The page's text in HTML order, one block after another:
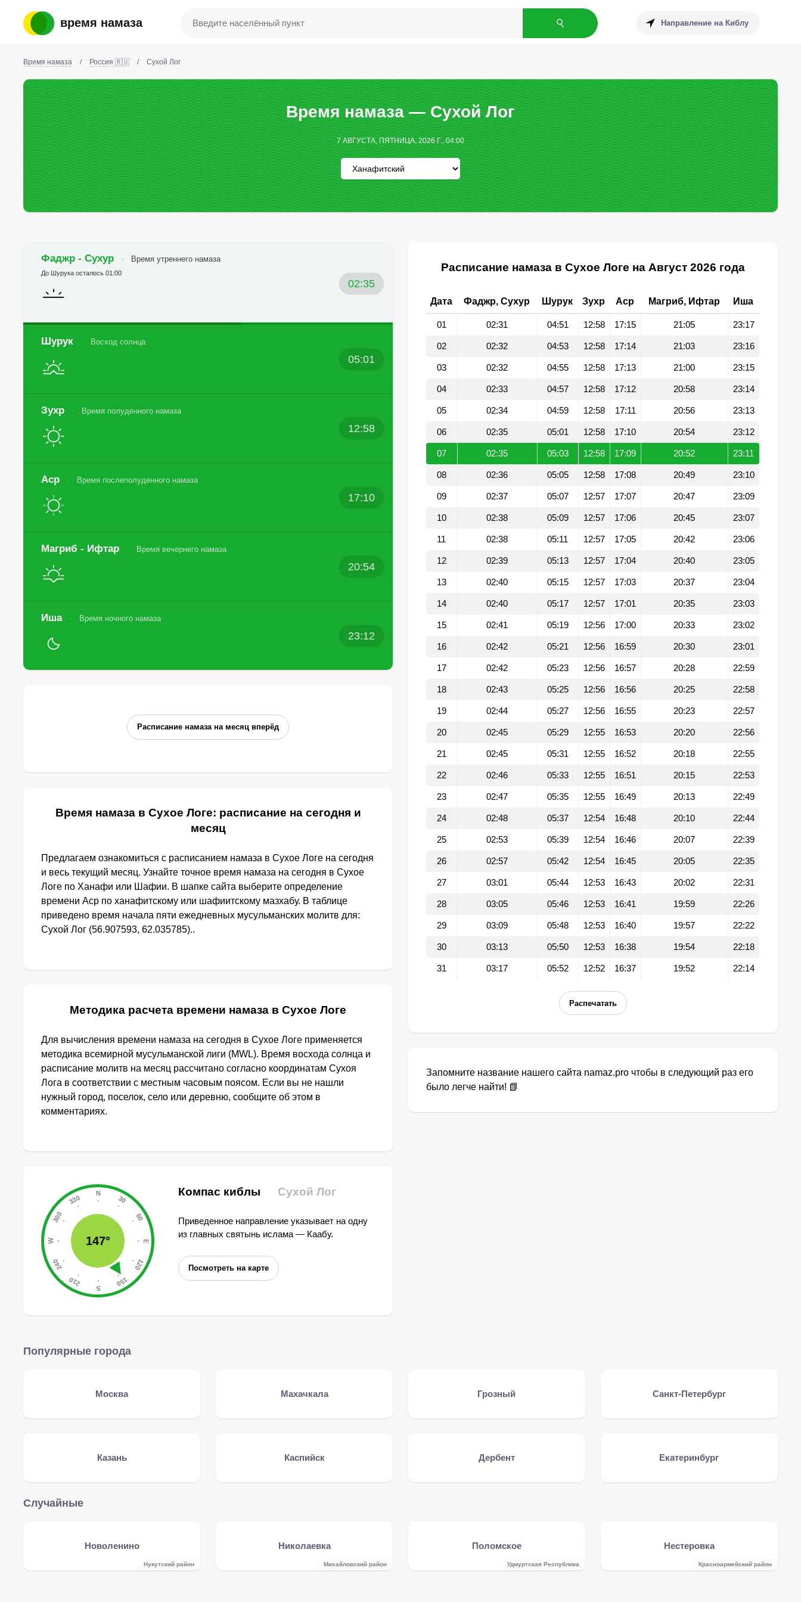
время намаза Направление на Киблу
Время намаза / Россия 🇷🇺 / Сухой Лог
Время намаза — Сухой Лог
7 АВГУСТА, ПЯТНИЦА, 2026 Г., 04:00
Фаджр - Сухур Время утреннего намаза
02:35
До Шурука осталось 01:00
Шурук Восход солнца
05:01
Зухр Время полуденного намаза
12:58
Аср Время послеполуденного намаза
17:10
Магриб - Ифтар Время вечернего намаза
20:54
Иша Время ночного намаза
23:12
Расписание намаза на месяц вперёд
Время намаза в Сухое Логе: расписание на сегодня и
месяц
Предлагаем ознакомиться с расписанием намаза в Сухое Логе на сегодня
и весь текущий месяц. Узнайте точное время намаза на сегодня в Сухое
Логе по Ханафи или Шафии. В шапке сайта выберите определение
времени Аср по ханафитскому или шафиитскому мазхабу. В таблице
приведено время начала пяти ежедневных мусульманских молитв для:
Сухой Лог (56.907593, 62.035785)..
Методика расчета времени намаза в Сухое Логе
Для вычисления времени намаза на сегодня в Сухое Логе применяется
методика всемирной мусульманской лиги (MWL). Время восхода солнца и
расписание молитв на месяц рассчитано согласно координатам Сухоя
Лога в соответствии с местным часовым поясом. Если вы не нашли
нужный город, поселок, село или деревню, сообщите об этом в
комментариях.
147°
Компас киблы Сухой Лог
Приведенное направление указывает на одну
из главных святынь ислама — Каабу.
Посмотреть на карте
Расписание намаза в Сухое Логе на Август 2026 года
Дата Фаджр, Сухур Шурук Зухр Аср Магриб, Ифтар Иша
01 02:31 04:51 12:58 17:15 21:05 23:17
02 02:32 04:53 12:58 17:14 21:03 23:16
03 02:32 04:55 12:58 17:13 21:00 23:15
04 02:33 04:57 12:58 17:12 20:58 23:14
05 02:34 04:59 12:58 17:11 20:56 23:13
06 02:35 05:01 12:58 17:10 20:54 23:12
07 02:35 05:03 12:58 17:09 20:52 23:11
08 02:36 05:05 12:58 17:08 20:49 23:10
09 02:37 05:07 12:57 17:07 20:47 23:09
10 02:38 05:09 12:57 17:06 20:45 23:07
11 02:38 05:11 12:57 17:05 20:42 23:06
12 02:39 05:13 12:57 17:04 20:40 23:05
13 02:40 05:15 12:57 17:03 20:37 23:04
14 02:40 05:17 12:57 17:01 20:35 23:03
15 02:41 05:19 12:56 17:00 20:33 23:02
16 02:42 05:21 12:56 16:59 20:30 23:01
17 02:42 05:23 12:56 16:57 20:28 22:59
18 02:43 05:25 12:56 16:56 20:25 22:58
19 02:44 05:27 12:56 16:55 20:23 22:57
20 02:45 05:29 12:55 16:53 20:20 22:56
21 02:45 05:31 12:55 16:52 20:18 22:55
22 02:46 05:33 12:55 16:51 20:15 22:53
23 02:47 05:35 12:55 16:49 20:13 22:49
24 02:48 05:37 12:54 16:48 20:10 22:44
25 02:53 05:39 12:54 16:46 20:07 22:39
26 02:57 05:42 12:54 16:45 20:05 22:35
27 03:01 05:44 12:53 16:43 20:02 22:31
28 03:05 05:46 12:53 16:41 19:59 22:26
29 03:09 05:48 12:53 16:40 19:57 22:22
30 03:13 05:50 12:53 16:38 19:54 22:18
31 03:17 05:52 12:52 16:37 19:52 22:14
Распечатать
Запомните название нашего сайта namaz.pro чтобы в следующий раз его
было легче найти! 📗
Популярные города
Москва Махачкала Грозный Санкт-Петербург
Казань Каспийск Дербент Екатеринбург
Случайные
Новоленино
Нукутский район
Николаевка
Михайловский район
Поломское
Удмуртская Республика
Нестеровка
Красноармейский район